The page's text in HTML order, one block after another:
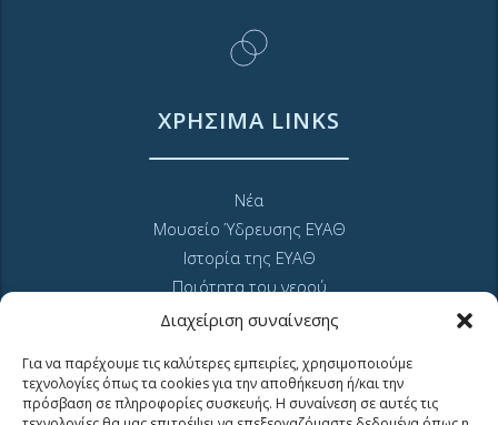
Διαχείριση συναίνεσης
Για να παρέχουμε τις καλύτερες εμπειρίες, χρησιμοποιούμε
τεχνολογίες όπως τα cookies για την αποθήκευση ή/και την
πρόσβαση σε πληροφορίες συσκευής. Η συναίνεση σε αυτές τις
ΧΡΗΣΙΜΑ LINKS
Νέα
Μουσείο Ύδρευσης ΕΥΑΘ
Ιστορία της ΕΥΑΘ
Ποιότητα του νερού
Πολιτική Απορρήτου Ιστοτόπου
Sitemap